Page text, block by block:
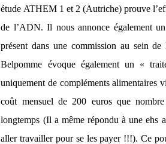
étude ATHEM 1 et 2 (Autriche) prouve
de l’ADN. Il nous annonce également
présent dans une commission au sein
Belpomme évoque également un «
uniquement de compléments alimentaires
coût mensuel de 200 euros que
longtemps (Il a même répondu à une ehs
aller travailler pour se les payer !!!). Ce